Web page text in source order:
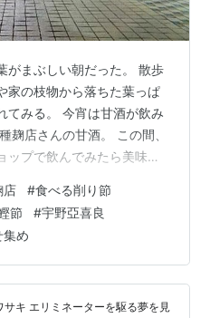
がまぶしい朝だった。 散歩
家の枝物から落ちた葉っぱ
てみる。 今宵は甘酒が飲み
麹店さんの甘酒。 この間、
ップで飲んでみたら美味し
堂さんで売っているハムの
れ、品良い塩加減だから
トとして挟んでも美味い
。 ん！ 我ながら良い選択
一昨日、ゴミの山になっ
し…
店 #食べる削り節
節 #宇野亞喜良
集め
キ エリミネーターを駆る夢を見